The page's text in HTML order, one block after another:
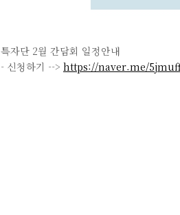
특자단 2월 간담회 일정안내
- 신청하기 --> https://naver.me/